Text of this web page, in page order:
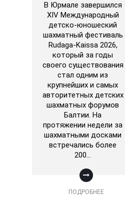
В Юрмале завершился
XIV Международный
детско-юношеский
шахматный фестиваль
Rudaga-Kaissa 2026,
который за годы
своего существования
стал одним из
крупнейших и самых
авторитетных детских
шахматных форумов
Балтии. На
протяжении недели за
шахматными досками
встречались более
200…
ПОДРОБНЕЕ